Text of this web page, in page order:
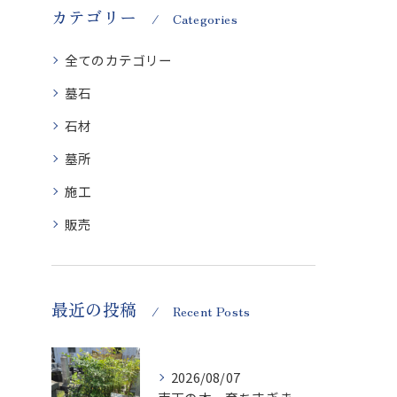
カテゴリー Categories
全てのカテゴリー
墓石
石材
墓所
施工
販売
最近の投稿 Recent Posts
2026/08/07